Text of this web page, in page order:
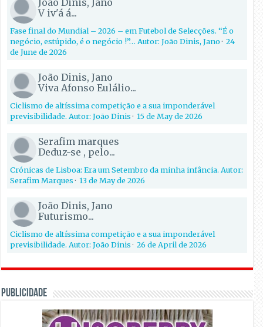
João Dinis, Jano
V iv'á á...
Fase final do Mundial – 2026 – em Futebol de Selecções. “É o
negócio, estúpido, é o negócio !”… Autor: João Dinis, Jano·24
de June de 2026
João Dinis, Jano
Viva Afonso Eulálio...
Ciclismo de altíssima competição e a sua imponderável
previsibilidade. Autor: João Dinis·15 de May de 2026
Serafim marques
Deduz-se , pelo...
Crónicas de Lisboa: Era um Setembro da minha infância. Autor:
Serafim Marques·13 de May de 2026
João Dinis, Jano
Futurismo...
Ciclismo de altíssima competição e a sua imponderável
previsibilidade. Autor: João Dinis·26 de April de 2026
PUBLICIDADE